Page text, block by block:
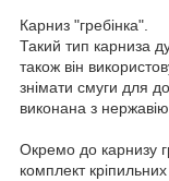
Карниз "гребінка".
Такий тип карниза
також він
знімати смуги для
виконана з
Окремо до карнизу
комплект